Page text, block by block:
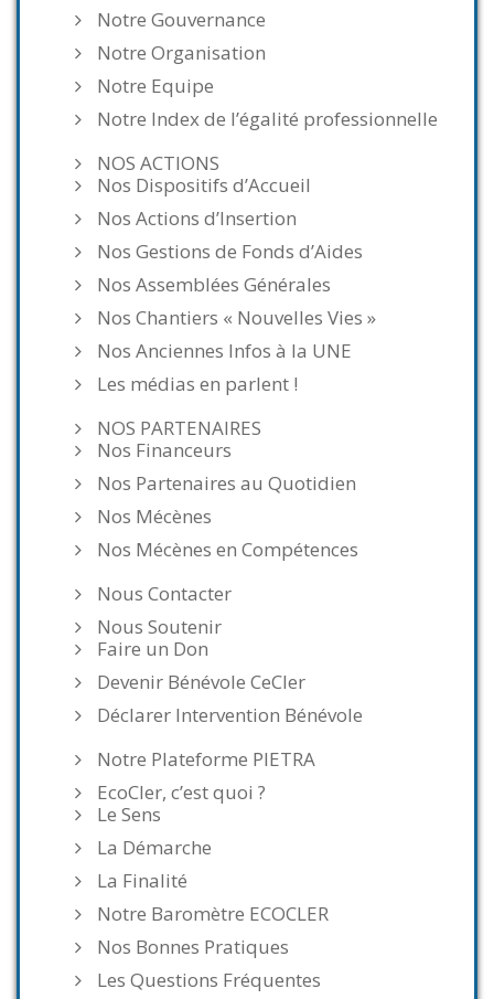
Notre Gouvernance
Notre Organisation
Notre Equipe
Notre Index de l’égalité professionnelle
NOS ACTIONS
Nos Dispositifs d’Accueil
Nos Actions d’Insertion
Nos Gestions de Fonds d’Aides
Nos Assemblées Générales
Nos Chantiers « Nouvelles Vies »
Nos Anciennes Infos à la UNE
Les médias en parlent !
NOS PARTENAIRES
Nos Financeurs
Nos Partenaires au Quotidien
Nos Mécènes
Nos Mécènes en Compétences
Nous Contacter
Nous Soutenir
Faire un Don
Devenir Bénévole CeCler
Déclarer Intervention Bénévole
Notre Plateforme PIETRA
EcoCler, c’est quoi ?
Le Sens
La Démarche
La Finalité
Notre Baromètre ECOCLER
Nos Bonnes Pratiques
Les Questions Fréquentes